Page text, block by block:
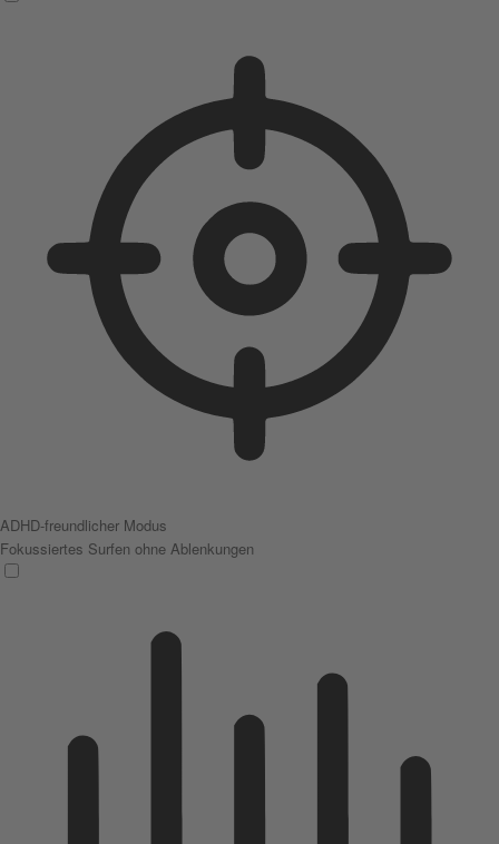
ADHD-freundlicher Modus
Fokussiertes Surfen ohne Ablenkungen